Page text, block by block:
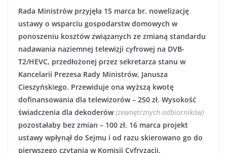
Rada Ministrów przyjęła 15 marca br. nowelizację
ustawy o wsparciu gospodarstw domowych w
ponoszeniu kosztów związanych ze zmianą standardu
nadawania naziemnej telewizji cyfrowej na DVB-
T2/HEVC, przedłożonej przez sekretarza stanu w
Kancelarii Prezesa Rady Ministrów, Janusza
Cieszyńskiego. Przewiduje ona wyższą kwotę
dofinansowania dla telewizorów – 250 zł. Wysokość
świadczenia dla dekoderów(zewnętrznych odbiorników)
pozostałaby bez zmian – 100 zł. 16 marca projekt
ustawy wpłynął do Sejmu i od razu skierowano go do
pierwszego czytania w Komisji Cyfryzacji,